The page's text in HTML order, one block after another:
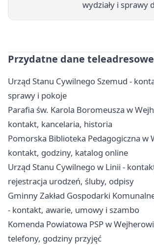
wydziały i sprawy
Przydatne dane teleadresowe
Urząd Stanu Cywilnego Szemud -
sprawy i pokoje
Parafia św. Karola Boromeusza w
kontakt, kancelaria, historia
Pomorska Biblioteka Pedagogiczna w
kontakt, godziny, katalog online
Urząd Stanu Cywilnego w Linii -
rejestracja urodzeń, śluby, odpisy
Gminny Zakład Gospodarki
- kontakt, awarie, umowy i szambo
Komenda Powiatowa PSP w
telefony, godziny przyjęć